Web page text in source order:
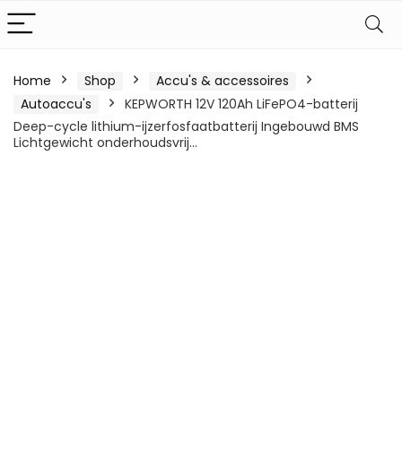
Home Shop
Accu's & accessoires
Autoaccu's
KEPWORTH 12V 120Ah LiFePO4-batterij
Deep-cycle lithium-ijzerfosfaatbatterij Ingebouwd BMS
Lichtgewicht onderhoudsvrij…